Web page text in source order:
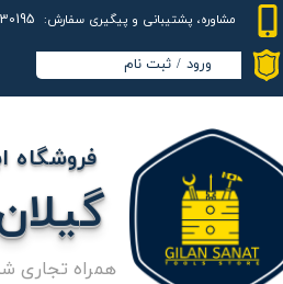
مشاوره، پشتیبانی و پیگیری سفارش:
ورود / ثبت نام
حساب کاربری من
تغییر گذر واژه
سفارشات
خروج از حساب کاربری
فروشگاه
همراه تجاری